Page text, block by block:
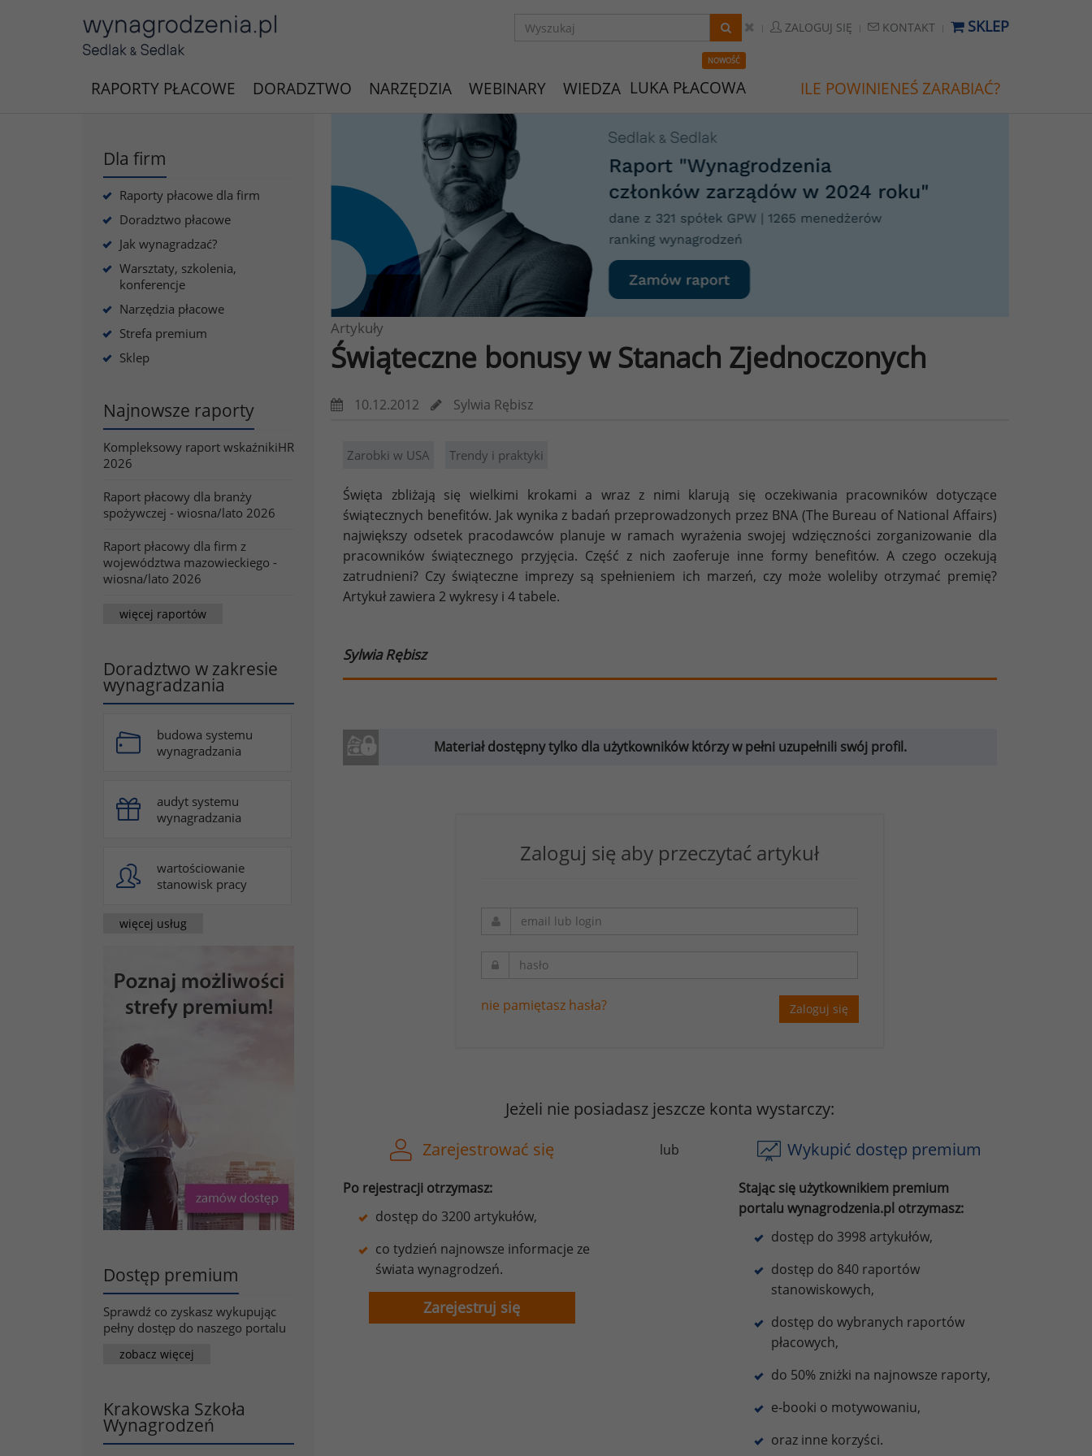
ZALOGUJ SIĘ KONTAKT SKLEP
RAPORTY PŁACOWE DORADZTWO NARZĘDZIA WEBINARY WIEDZA
NOWOŚĆ
LUKA PŁACOWA ILE POWINIENEŚ ZARABIAĆ?
Dla firm
Raporty płacowe dla firm
Doradztwo płacowe
Jak wynagradzać?
Warsztaty, szkolenia,
konferencje
Narzędzia płacowe
Strefa premium
Sklep
Najnowsze raporty
Kompleksowy raport wskaźnikiHR
2026
Raport płacowy dla branży
spożywczej - wiosna/lato 2026
Raport płacowy dla firm z
województwa mazowieckiego -
wiosna/lato 2026
więcej raportów
Doradztwo w zakresie
wynagradzania
budowa systemu
wynagradzania
audyt systemu
wynagradzania
wartościowanie
stanowisk pracy
więcej usług
Dostęp premium
Sprawdź co zyskasz wykupując
pełny dostęp do naszego portalu
zobacz więcej
Krakowska Szkoła
Wynagrodzeń
Artykuły
Świąteczne bonusy w Stanach Zjednoczonych
10.12.2012 Sylwia Rębisz
Zarobki w USA Trendy i praktyki
Święta zbliżają się wielkimi krokami a wraz z nimi klarują się oczekiwania pracowników dotyczące
świątecznych benefitów. Jak wynika z badań przeprowadzonych przez BNA (The Bureau of National Affairs)
największy odsetek pracodawców planuje w ramach wyrażenia swojej wdzięczności zorganizowanie dla
pracowników świątecznego przyjęcia. Część z nich zaoferuje inne formy benefitów. A czego oczekują
zatrudnieni? Czy świąteczne imprezy są spełnieniem ich marzeń, czy może woleliby otrzymać premię?
Artykuł zawiera 2 wykresy i 4 tabele.
Sylwia Rębisz
Materiał dostępny tylko dla użytkowników którzy w pełni uzupełnili swój profil.
Zaloguj się aby przeczytać artykuł
nie pamiętasz hasła? Zaloguj się
Jeżeli nie posiadasz jeszcze konta wystarczy:
Zarejestrować się
Po rejestracji otrzymasz:
dostęp do 3200 artykułów,
co tydzień najnowsze informacje ze
świata wynagrodzeń.
Zarejestruj się
lub Wykupić dostęp premium
Stając się użytkownikiem premium
portalu wynagrodzenia.pl otrzymasz:
dostęp do 3998 artykułów,
dostęp do 840 raportów
stanowiskowych,
dostęp do wybranych raportów
płacowych,
do 50% zniżki na najnowsze raporty,
e-booki o motywowaniu,
oraz inne korzyści.